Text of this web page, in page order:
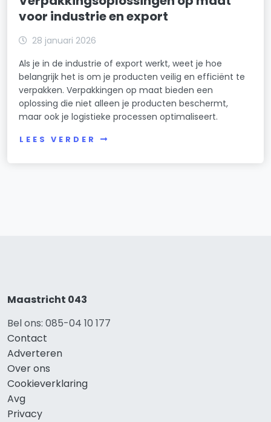
voor industrie en export
28 januari 2026
Als je in de industrie of export werkt, weet je hoe
belangrijk het is om je producten veilig en efficiënt te
verpakken. Verpakkingen op maat bieden een
oplossing die niet alleen je producten beschermt,
maar ook je logistieke processen optimaliseert.
LEES VERDER
Maastricht 043
Bel ons: 085-04 10 177
Contact
Adverteren
Over ons
Cookieverklaring
Avg
Privacy